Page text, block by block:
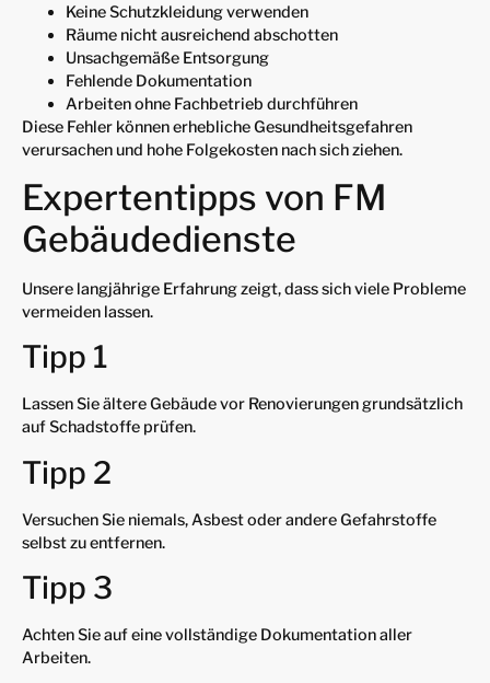
Keine Schutzkleidung verwenden
Räume nicht ausreichend abschotten
Unsachgemäße Entsorgung
Fehlende Dokumentation
Arbeiten ohne Fachbetrieb durchführen
Diese Fehler können erhebliche Gesundheitsgefahren
verursachen und hohe Folgekosten nach sich ziehen.
Expertentipps von FM
Gebäudedienste
Unsere langjährige Erfahrung zeigt, dass sich viele Probleme
vermeiden lassen.
Tipp 1
Lassen Sie ältere Gebäude vor Renovierungen grundsätzlich
auf Schadstoffe prüfen.
Tipp 2
Versuchen Sie niemals, Asbest oder andere Gefahrstoffe
selbst zu entfernen.
Tipp 3
Achten Sie auf eine vollständige Dokumentation aller
Arbeiten.